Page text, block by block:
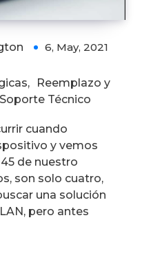
6, May, 2021
,
Reemplazo y
Soporte Técnico
cuando
y vemos
de nuestro
son solo cuatro,
una solución
pero antes